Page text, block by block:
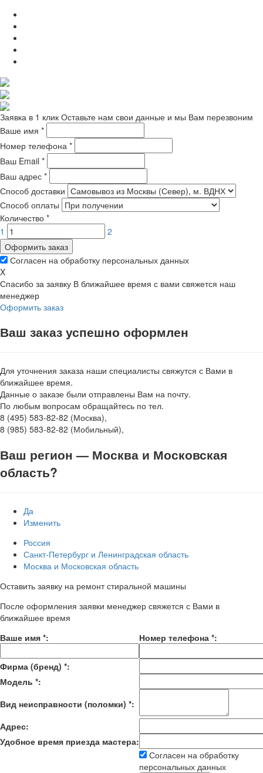
Заявка в 1 клик Оставьте нам свои данные и мы Вам перезвоним
Ваше имя *
Номер телефона *
Ваш Email *
Ваш адрес *
Способ доставки
Способ оплаты
Количество *
1
2
Оформить заказ
Согласен на обработку персональных данных
X
Спасибо за заявку В ближайшее время с вами свяжется наш
менеджер
Оформить заказ
Ваш заказ успешно оформлен
Для уточнения заказа наши специалисты свяжутся с Вами в
ближайшее время.
Данные о заказе были отправлены Вам на почту.
По любым вопросам обращайтесь по тел.
8 (495) 583-82-82 (Москва),
8 (985) 583-82-82 (Мобильный),
Ваш регион — Москва и Московская
область?
Да
Изменить
Россия
Санкт-Петербург и Ленинградская область
Москва и Московская область
Оставить заявку на ремонт стиральной машины
После оформления заявки менеджер свяжется с Вами в
ближайшее время
Ваше имя *: Номер телефона *:
Фирма (бренд) *:
Модель *:
Вид неисправности (поломки) *:
Адрес:
Удобное время приезда мастера:
Согласен на обработку
персональных данных